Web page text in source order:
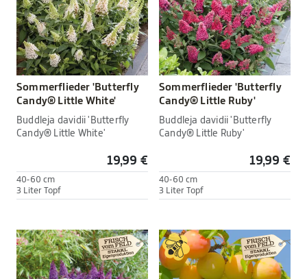
Sommerflieder 'Butterfly
Candy® Little White'
Buddleja davidii 'Butterfly
Candy® Little White'
19,99 €
40-60 cm
3 Liter Topf
Sommerflieder 'Butterfly
Candy® Little Ruby'
Buddleja davidii 'Butterfly
Candy® Little Ruby'
19,99 €
40-60 cm
3 Liter Topf